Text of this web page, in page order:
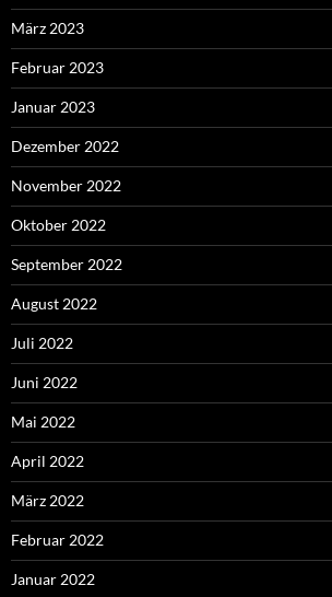
März 2023
Februar 2023
Januar 2023
Dezember 2022
November 2022
Oktober 2022
September 2022
August 2022
Juli 2022
Juni 2022
Mai 2022
April 2022
März 2022
Februar 2022
Januar 2022